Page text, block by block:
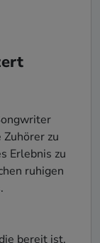
zu
Erlebnis zu
ruhigen
bereit ist,